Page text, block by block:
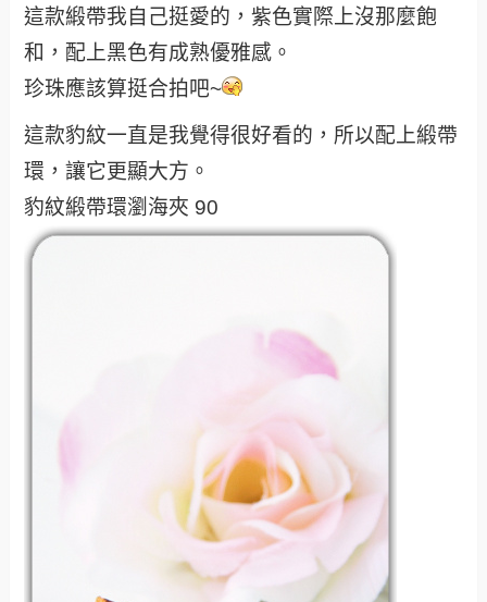
這款緞帶我自己挺愛的，紫色實際上沒那麼飽
和，配上黑色有成熟優雅感。
珍珠應該算挺合拍吧~
這款豹紋一直是我覺得很好看的，所以配上緞帶
環，讓它更顯大方。
豹紋緞帶環瀏海夾 90